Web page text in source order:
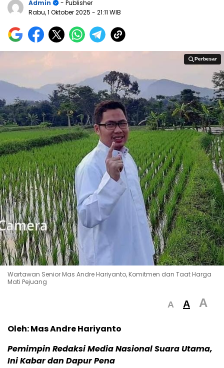
Admin
- Publisher
Rabu, 1 Oktober 2025 - 21:11 WIB
Perbesar
Perbesar
Wartawan Senior Mas Andre Hariyanto, Komitmen dan Taat Harga
Mati Pejuang
A A A
Oleh: Mas Andre Hariyanto
Pemimpin Redaksi Media Nasional Suara Utama,
Ini Kabar dan Dapur Pena